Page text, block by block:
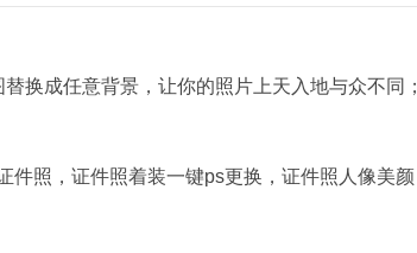
换成任意背景，让你的照片上天入地与众不同；
件照，证件照着装一键ps更换，证件照人像美颜